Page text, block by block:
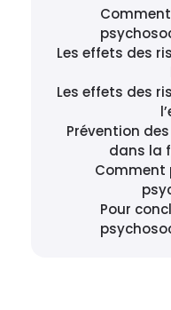
Les effets des
Les effets des
Prévention
dans la
Comment
Pour